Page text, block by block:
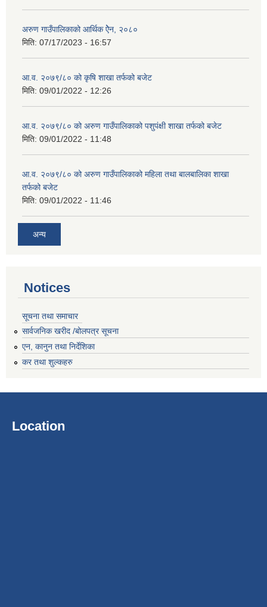
अरुण गाउँपालिकाको आर्थिक ऐेन, २०८०
मिति: 07/17/2023 - 16:57
आ.व. २०७९/८० को कृषि शाखा तर्फको बजेट
मिति: 09/01/2022 - 12:26
आ.व. २०७९/८० को अरुण गाउँपालिकाको पशुपंक्षी शाखा तर्फको बजेट
मिति: 09/01/2022 - 11:48
आ.व. २०७९/८० को अरुण गाउँपालिकाको महिला तथा बालबालिका शाखा
तर्फको बजेट
मिति: 09/01/2022 - 11:46
अन्य
Notices
सूचना तथा समाचार
सार्वजनिक खरीद /बोलपत्र सूचना
एन, कानुन तथा निर्देशिका
कर तथा शुल्कहरु
Location